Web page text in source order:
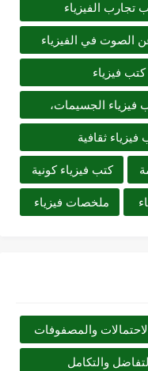
تجارب الفيزياء
الصوت في الفيزياء
كتب فيزياء
فيزياء الجسيمات،
فيزياء ثقافية
كتب فيزياء كونية
ملخصات فيزياء
والمصفوفات
والتكامل